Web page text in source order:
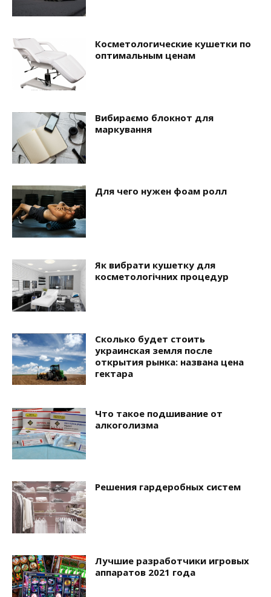
Косметологические кушетки по
оптимальным ценам
Вибираємо блокнот для
маркування
Для чего нужен фоам ролл
Як вибрати кушетку для
косметологічних процедур
Сколько будет стоить
украинская земля после
открытия рынка: названа цена
гектара
Что такое подшивание от
алкоголизма
Решения гардеробных систем
Лучшие разработчики игровых
аппаратов 2021 года